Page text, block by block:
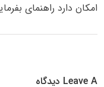
امکان دارد راهنمای
Leave A دیدگاه